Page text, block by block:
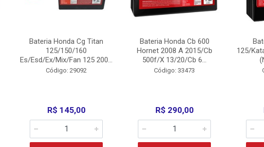
Bateria Honda Cg Titan
125/150/160
Es/Esd/Ex/Mix/Fan 125 200...
Código: 29092
R$ 145,00
Bateria Honda Cb 600
Hornet 2008 A 2015/Cb
500f/X 13/20/Cb 6...
Código: 33473
R$ 290,00
125/